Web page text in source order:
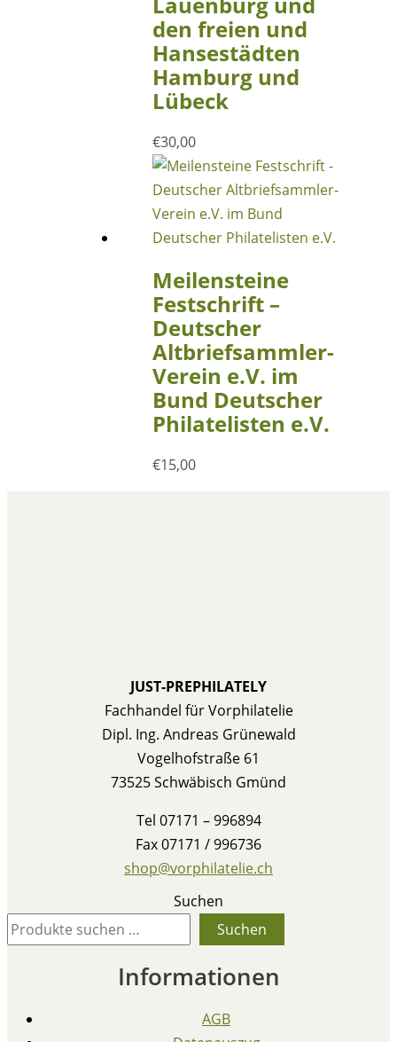
den freien und
Hansestädten
Hamburg und
Lübeck
€30,00
Meilensteine
Festschrift –
Deutscher
Altbriefsammler-
Verein e.V. im
Bund Deutscher
Philatelisten e.V.
€15,00
JUST-PREPHILATELY
Fachhandel für Vorphilatelie
Dipl. Ing. Andreas Grünewald
Vogelhofstraße 61
73525 Schwäbisch Gmünd
Tel 07171 – 996894
Fax 07171 / 996736
shop@vorphilatelie.ch
Suchen
Suchen
Informationen
AGB